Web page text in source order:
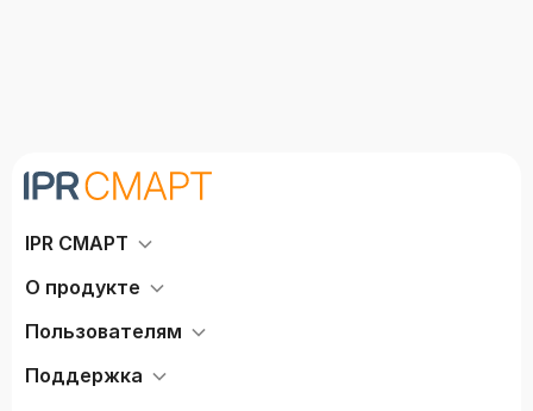
IPR СМАРТ
О продукте
Пользователям
Поддержка